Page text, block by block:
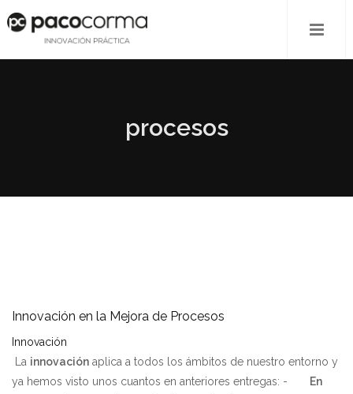
procesos
Innovación en la Mejora de Procesos
Innovación
La innovación aplica a todos los ámbitos de nuestro entorno y
ya hemos visto unos cuantos en anteriores entregas: -
En